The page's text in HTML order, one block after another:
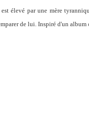
élevé par une mère
de lui. Inspiré d'un